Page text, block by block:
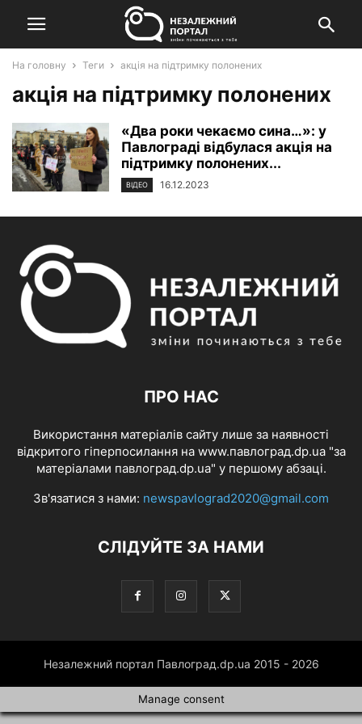
На головну Теги акція на підтримку полонених
акція на підтримку полонених
«Два роки чекаємо сина…»: у
Павлограді відбулася акція на
підтримку полонених...
ВІДЕО 16.12.2023
ПРО НАС
Використання матеріалів сайту лише за наявності
відкритого гіперпосилання на www.павлоград.dp.ua "за
матеріалами павлоград.dp.ua" у першому абзаці.
Зв'язатися з нами: newspavlograd2020@gmail.com
СЛІДУЙТЕ ЗА НАМИ
Незалежний портал Павлоград.dp.ua 2015 - 2026
Manage consent